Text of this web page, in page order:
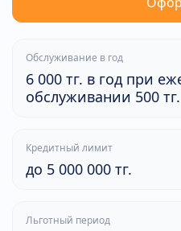
Обслуживание в год
6 000 тг. в год при
обслуживании 500 тг.
Кредитный лимит
до 5 000 000 тг.
Льготный период